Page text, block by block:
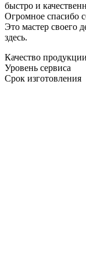
быстро и
Огромное спасибо
Это мастер своего
здесь.
Качество продукции
Уровень сервиса
Срок изготовления